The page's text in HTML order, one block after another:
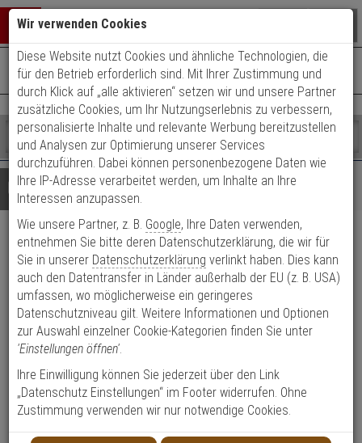
Warenkorb schließen
0 ARTIKEL IM WARENKORB
Ihr Warenkorb ist momentan leer.
Ergebnisse ()
Fertig
Shop
durchsuchen
Bitte
geben
Sie
mindestens
Zeichen
ein,
um
Suche
starten.
Es
wurde
noch
Kategorien
Suche
gestartet
+49 (0)821 899 493-0Mo. - Do.: 8:00 - 16:30 | Fr.: 8:00 - 14:00 Uhr
Details Beratung
Abus SRG92N F1
Schutzbeschlag DG, Aluminium
Produktmerkmale
Datenblatt drucken
Produktinformationen
Drückergarnitur - Modell: SRG92N
Einsatzbereich: Rahmentür
Wir verwenden Cookies
Diese Website nutzt Cookies und ähnliche Technologien, die
für den Betrieb erforderlich sind. Mit Ihrer Zustimmung und
durch Klick auf „alle aktivieren“ setzen wir und unsere Partner
zusätzliche Cookies, um Ihr Nutzungserlebnis zu verbessern,
personalisierte Inhalte und relevante Werbung bereitzustellen
und Analysen zur Optimierung unserer Services
durchzuführen. Dabei können personenbezogene Daten wie
Ihre IP-Adresse verarbeitet werden, um Inhalte an Ihre
Interessen anzupassen.
Wie unsere Partner, z. B. Google, Ihre Daten verwenden,
entnehmen Sie bitte deren Datenschutzerklärung, die wir für
Sie in unserer Datenschutzerklärung verlinkt haben. Dies kann
auch den Datentransfer in Länder außerhalb der EU (z. B. USA)
umfassen, wo möglicherweise ein geringeres
Datenschutzniveau gilt. Weitere Informationen und Optionen
zur Auswahl einzelner Cookie-Kategorien finden Sie unter
'Einstellungen öffnen'.
Ihre Einwilligung können Sie jederzeit über den Link
„Datenschutz Einstellungen“ im Footer widerrufen. Ohne
Zustimmung verwenden wir nur notwendige Cookies.